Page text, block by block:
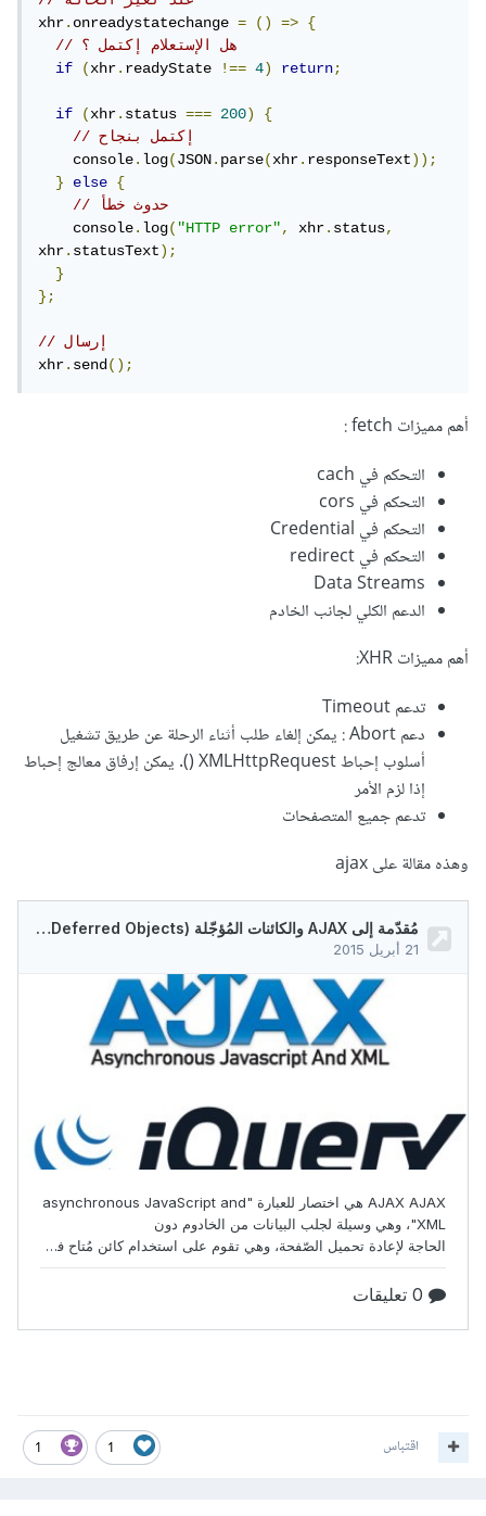
xhr.onreadystatechange = () =>
{
// هل الإستعلام إكتمل ؟
if
(xhr.readyState !== 4) return;
if (xhr.status === 200)
{
    console
.log(JSON.parse(xhr.responseText));
}
else
{
// حدوث خطأ
    console
.log("HTTP error", xhr.status,
xhr.statusText);
}
};
// إرسال
xhr.send();
أهم مميزات fetch :
التحكم في cach
التحكم في cors
التحكم في Credential
التحكم في redirect
Data Streams
الدعم الكلي لجانب الخادم
أهم مميزات XHR:
تدعم Timeout
دعم Abort : يمكن إلغاء طلب أثناء الرحلة عن طريق تشغيل
أسلوب إحباط XMLHttpRequest (). يمكن إرفاق معالج إحباط
إذا لزم الأمر
تدعم جميع المتصفحات
وهذه مقالة على ajax
1
1 اقتباس